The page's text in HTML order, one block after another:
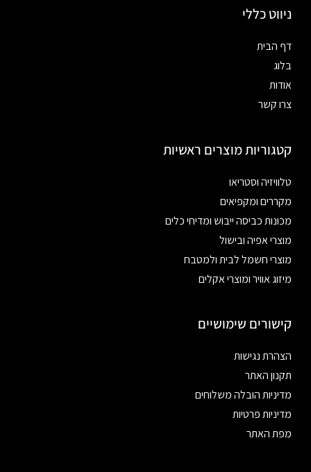
ניווט כללי
דף הבית
בלוג
אודות
צרו קשר
קטגוריות מוצרים ראשיות
טלוויזיה וסטריאו
מקררים ומקפיאים
מכונות כביסה ייבוש ומדיחי כלים
מוצרי אפיה ובישול
מוצרי חשמל לבית ולמטבח
מיזוג אוויר ומוצרי אקלים
קישורים שימושיים
הצהרת נגישות
תקנון האתר
מדיניות הובלה משלוחים
מדיניות פרטיות
מפת האתר